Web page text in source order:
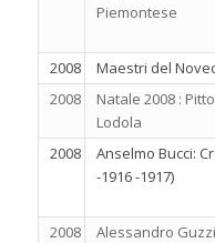
Piemontese
2008
Maestri del
2008
Natale 2008 :
Lodola
2008
Anselmo Bucci:
-1916 -1917)
2008
Alessandro